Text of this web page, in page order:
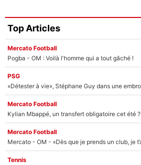
Top Articles
Mercato Football
Pogba - OM : Voilà l'homme qui a tout gâché !
PSG
«Détester à vie», Stéphane Guy dans une
Mercato Football
Kylian Mbappé, un transfert obligatoire cet été ?
Mercato Football
Tennis